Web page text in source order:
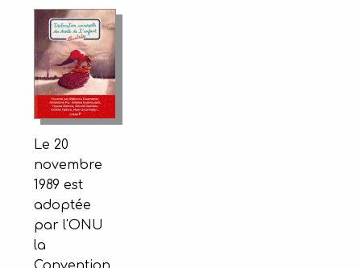
Le 20
novembre
1989 est
adoptée
par l'ONU
la